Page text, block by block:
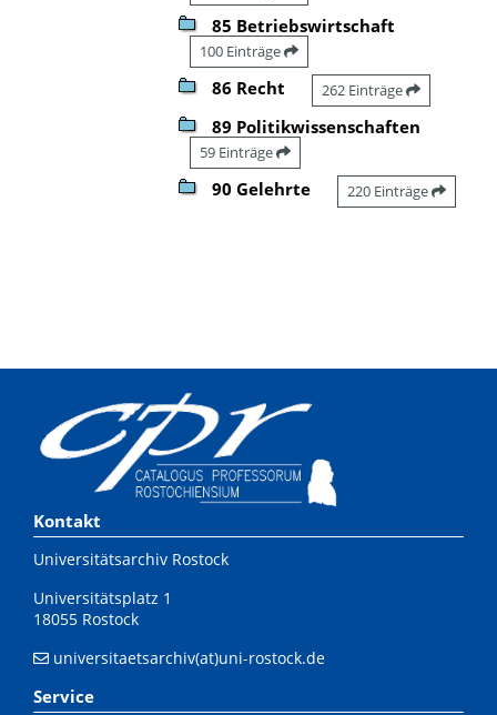
85 Betriebswirtschaft
100 Einträge
86 Recht 262 Einträge
89 Politikwissenschaften
59 Einträge
90 Gelehrte 220 Einträge
Kontakt
Universitätsarchiv Rostock
Universitätsplatz 1
18055 Rostock
universitaetsarchiv(at)uni-rostock.de
Service